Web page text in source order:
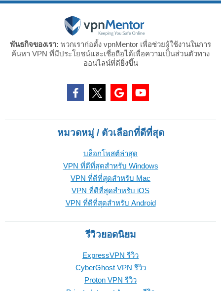
พันธกิจของเรา: พวกเราก่อตั้ง vpnMentor เพื่อช่วยผู้ใช้งานในการ
ค้นหา VPN ที่มีประโยชน์และเชี่อถือได้เพื่อความเป็นส่วนตัวทาง
ออนไลน์ที่ดียิ่งขึ้น
หมวดหมู่ / ตัวเลือกที่ดีที่สุด
บล็อกโพสต์ล่าสุด
VPN ที่ดีที่สุดสำหรับ Windows
VPN ที่ดีที่สุดสำหรับ Mac
VPN ที่ดีที่สุดสำหรับ iOS
VPN ที่ดีที่สุดสำหรับ Android
รีวิวยอดนิยม
ExpressVPN รีวิว
CyberGhost VPN รีวิว
Proton VPN รีวิว